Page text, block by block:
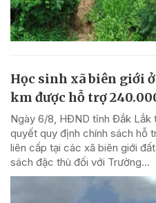
Học sinh xã biên giới
km được hỗ trợ
Ngày 6/8, HĐND tỉnh Đắk Lắk
quyết quy định chính sách hỗ
liên cấp tại các xã biên giới
sách đặc thù đối với Trường...